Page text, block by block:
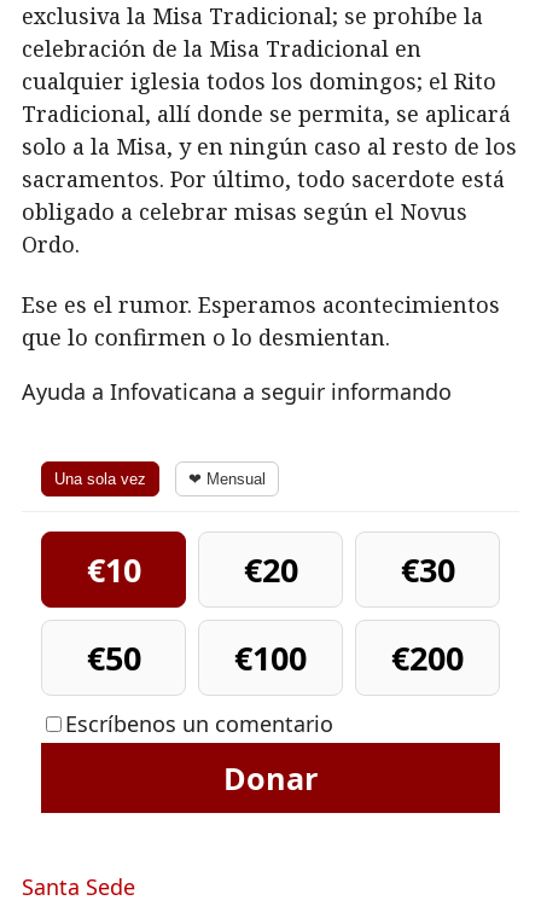
exclusiva la Misa Tradicional; se prohíbe la
celebración de la Misa Tradicional en
cualquier iglesia todos los domingos; el Rito
Tradicional, allí donde se permita, se aplicará
solo a la Misa, y en ningún caso al resto de los
sacramentos. Por último, todo sacerdote está
obligado a celebrar misas según el Novus
Ordo.
Ese es el rumor. Esperamos acontecimientos
que lo confirmen o lo desmientan.
Ayuda a Infovaticana a seguir informando
Una sola vez ❤ Mensual
€10 €20
€30
€50
€100 €200
Escríbenos un comentario
Donar
Santa Sede